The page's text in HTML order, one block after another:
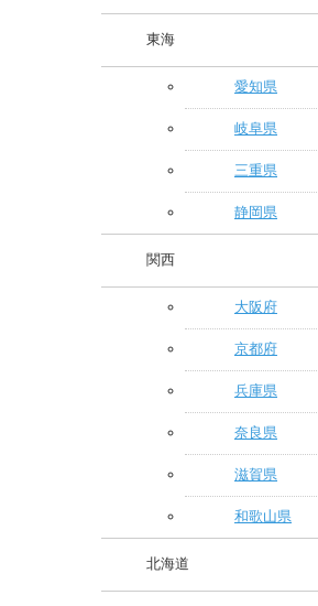
東海
愛知県
岐阜県
三重県
静岡県
関西
大阪府
京都府
兵庫県
奈良県
滋賀県
和歌山県
北海道